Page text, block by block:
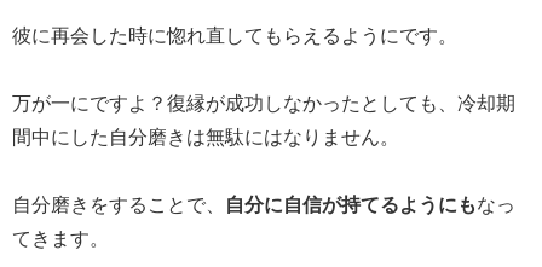
彼に再会した時に惚れ直してもらえるようにです。
万が一にですよ？復縁が成功しなかったとしても、冷却期
間中にした自分磨きは無駄にはなりません。
自分磨きをすることで、 自分に自信が持てるようにもなっ
てきます。